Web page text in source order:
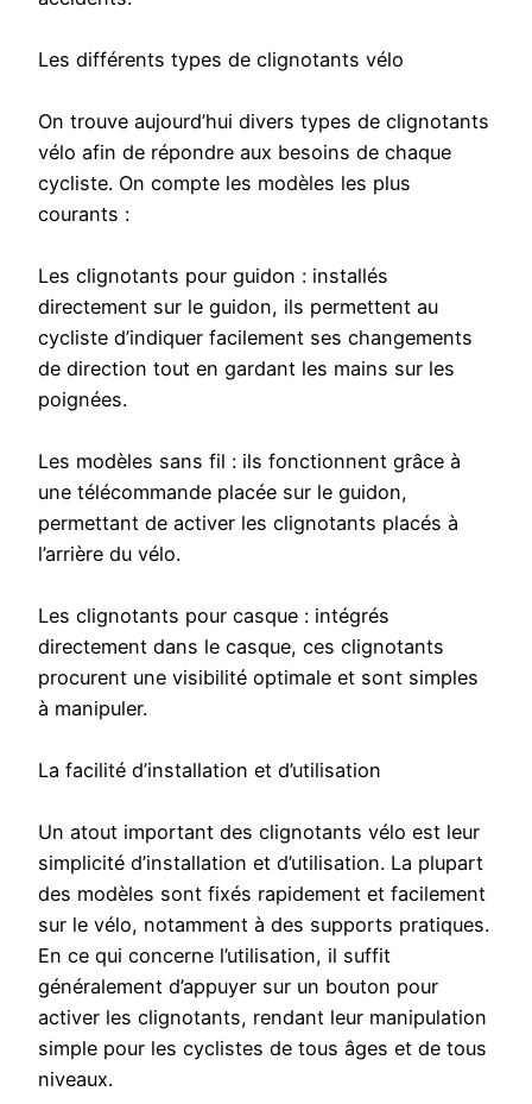
Les différents types de clignotants vélo
On trouve aujourd’hui divers types de clignotants
vélo afin de répondre aux besoins de chaque
cycliste. On compte les modèles les plus
courants :
Les clignotants pour guidon : installés
directement sur le guidon, ils permettent au
cycliste d’indiquer facilement ses changements
de direction tout en gardant les mains sur les
poignées.
Les modèles sans fil : ils fonctionnent grâce à
une télécommande placée sur le guidon,
permettant de activer les clignotants placés à
l’arrière du vélo.
Les clignotants pour casque : intégrés
directement dans le casque, ces clignotants
procurent une visibilité optimale et sont simples
à manipuler.
La facilité d’installation et d’utilisation
Un atout important des clignotants vélo est leur
simplicité d’installation et d’utilisation. La plupart
des modèles sont fixés rapidement et facilement
sur le vélo, notamment à des supports pratiques.
En ce qui concerne l’utilisation, il suffit
généralement d’appuyer sur un bouton pour
activer les clignotants, rendant leur manipulation
simple pour les cyclistes de tous âges et de tous
niveaux.